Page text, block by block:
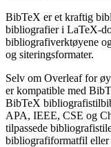
BibTeX er et kraftig
bibliografier i LaTeX-
bibliografiverktøyene
og siteringsformater.
Selv om Overleaf for
er kompatible med
BibTeX
APA, IEEE, CSE og
tilpassede
bibliografiformatfil eller